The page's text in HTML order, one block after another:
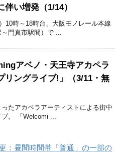
伴い増発（1/14）
10時～18時台、大阪モノレール本線
～門真市駅間）で ...
アベノ・天王寺アカペラ
リングライブ!」（3/11・無
たアカペラアーティストによる街中
ブ。 「Welcomi ...
：昼間時間帯「普通」の一部の